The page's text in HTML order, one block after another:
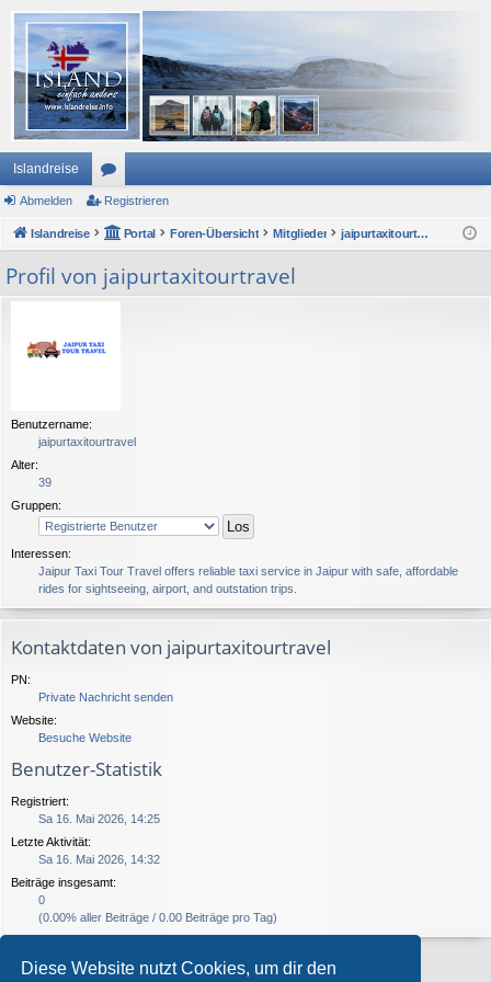
Diese Website nutzt Cookies, um dir den
Islandreise
or
en
Abmelden Registrieren
Islandreise Portal Foren-Übersicht Mitglieder jaipurtaxitourtravel
Profil von jaipurtaxitourtravel
Benutzername:
jaipurtaxitourtravel
Alter:
39
Gruppen:
Interessen:
Jaipur Taxi Tour Travel offers reliable taxi service in Jaipur with safe, affordable
rides for sightseeing, airport, and outstation trips.
Kontaktdaten von jaipurtaxitourtravel
PN:
Private Nachricht senden
Website:
Besuche Website
Benutzer-Statistik
Registriert:
Sa 16. Mai 2026, 14:25
Letzte Aktivität:
Sa 16. Mai 2026, 14:32
Beiträge insgesamt:
0
(0.00% aller Beiträge / 0.00 Beiträge pro Tag)